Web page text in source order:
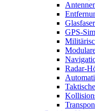
GPS-
Radar-